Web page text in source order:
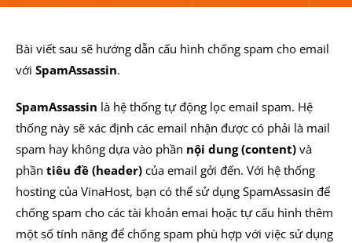
Bài viết sau sẽ hướng dẫn cấu hình chống spam cho email
với SpamAssassin.
SpamAssassin là hệ thống tự động lọc email spam. Hệ
thống này sẽ xác định các email nhận được có phải là mail
spam hay không dựa vào phần nội dung (content) và
phần tiêu đề (header) của email gởi đến. Với hệ thống
hosting của VinaHost, bạn có thể sử dụng SpamAssasin để
chống spam cho các tài khoản emai hoặc tự cấu hình thêm
một số tính năng để chống spam phù hợp với việc sử dụng